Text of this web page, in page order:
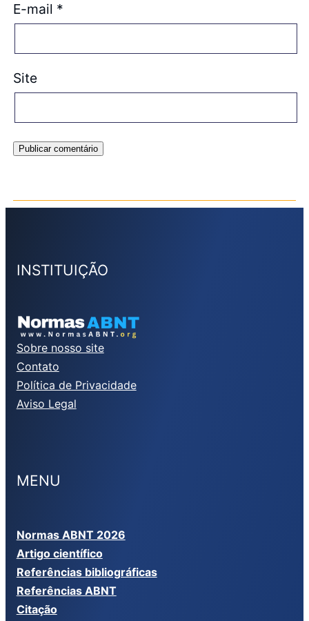
E-mail *
Site
INSTITUIÇÃO
Sobre nosso site
Contato
Política de Privacidade
Aviso Legal
MENU
Normas ABNT 2026
Artigo científico
Referências bibliográficas
Referências ABNT
Citação